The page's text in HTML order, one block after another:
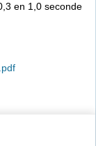
en 1,0 seconde